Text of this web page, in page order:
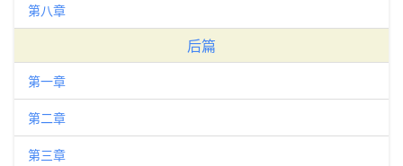
第八章
后篇
第一章
第二章
第三章